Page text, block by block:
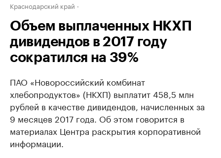
Краснодарский край
Объем выплаченных НКХП
дивидендов в 2017 году
сократился на 39%
ПАО «Новороссийский комбинат
хлебопродуктов» (НКХП) выплатит 458,5 млн
рублей в качестве дивидендов, начисленных за
9 месяцев 2017 года. Об этом говорится в
материалах Центра раскрытия корпоративной
информации.